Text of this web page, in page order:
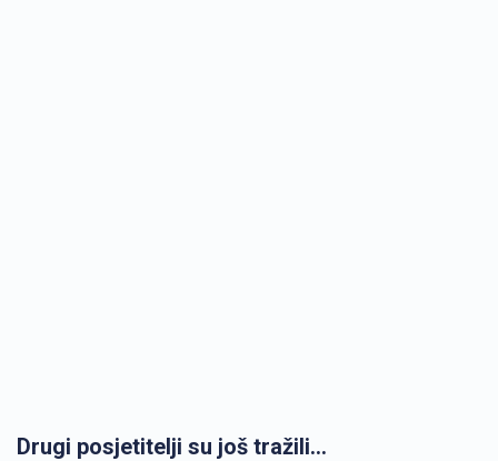
Drugi posjetitelji su još tražili...